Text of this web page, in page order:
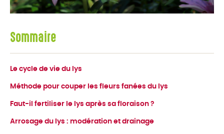
Sommaire
Le cycle de vie du lys
Méthode pour couper les fleurs fanées du lys
Faut-il fertiliser le lys après sa floraison ?
Arrosage du lys : modération et drainage